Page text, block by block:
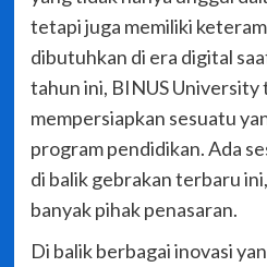
tetapi juga memiliki
dibutuhkan di era digital
tahun ini, BINUS University
mempersiapkan sesuatu
program pendidikan. Ada
di balik gebrakan terbaru
banyak pihak penasaran.
Di balik berbagai inovasi